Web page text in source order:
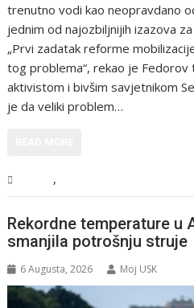
trenutno vodi kao neopravdano
jednim od najozbiljnijih izazova
„Prvi zadatak reforme
tog problema“, rekao je Fedorov
aktivistom i bivšim savjetnikom
je da veliki problem…
,
Rekordne temperature u
smanjila potrošnju struje
6 Augusta, 2026 Moj USK